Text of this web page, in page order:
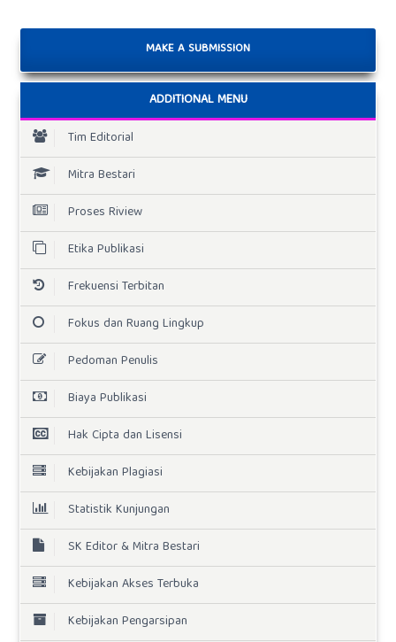
MAKE A SUBMISSION
ADDITIONAL MENU
Tim Editorial
Mitra Bestari
Proses Riview
Etika Publikasi
Frekuensi Terbitan
Fokus dan Ruang Lingkup
Pedoman Penulis
Biaya Publikasi
Hak Cipta dan Lisensi
Kebijakan Plagiasi
Statistik Kunjungan
SK Editor & Mitra Bestari
Kebijakan Akses Terbuka
Kebijakan Pengarsipan